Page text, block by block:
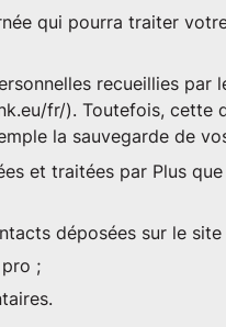
qui pourra traiter
recueillies par
fr/). Toutefois, cette
la sauvegarde de
et traitées par Plus
déposées sur le site
;